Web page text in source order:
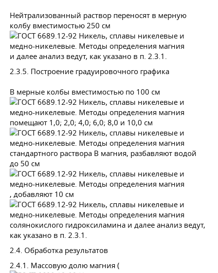
Нейтрализованный раствор переносят в мерную
колбу вместимостью 250 см
и далее анализ ведут, как указано в п. 2.3.1.
2.3.5. Построение градуировочного графика
В мерные колбы вместимостью по 100 см
помещают 1,0; 2,0; 4,0; 6,0; 8,0 и 10,0 см
стандартного раствора В магния, разбавляют водой
до 50 см
, добавляют 10 см
солянокислого гидроксиламина и далее анализ ведут,
как указано в п. 2.3.1.
2.4. Обработка результатов
2.4.1. Массовую долю магния (